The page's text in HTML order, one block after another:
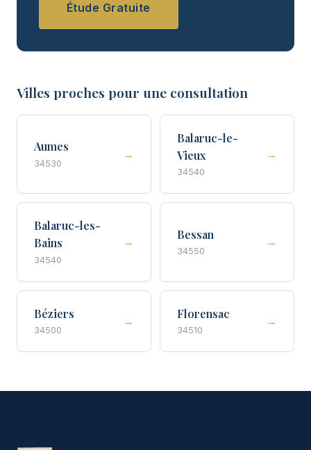
Étude Gratuite
Villes proches pour une consultation
Aumes
34530
→
Balaruc-le-
Vieux
34540
→
Balaruc-les-
Bains
34540
→
Bessan
34550
→
Béziers
34500
→
Florensac
34510
→